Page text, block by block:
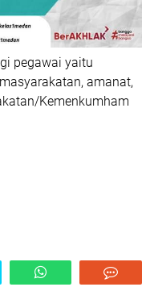
pegawai yaitu
amanat,
Kemenkumham